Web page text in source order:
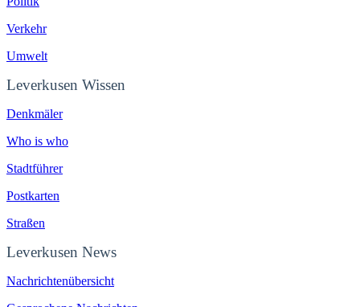
Verkehr
Umwelt
Leverkusen Wissen
Denkmäler
Who is who
Stadtführer
Postkarten
Straßen
Leverkusen News
Nachrichtenübersicht